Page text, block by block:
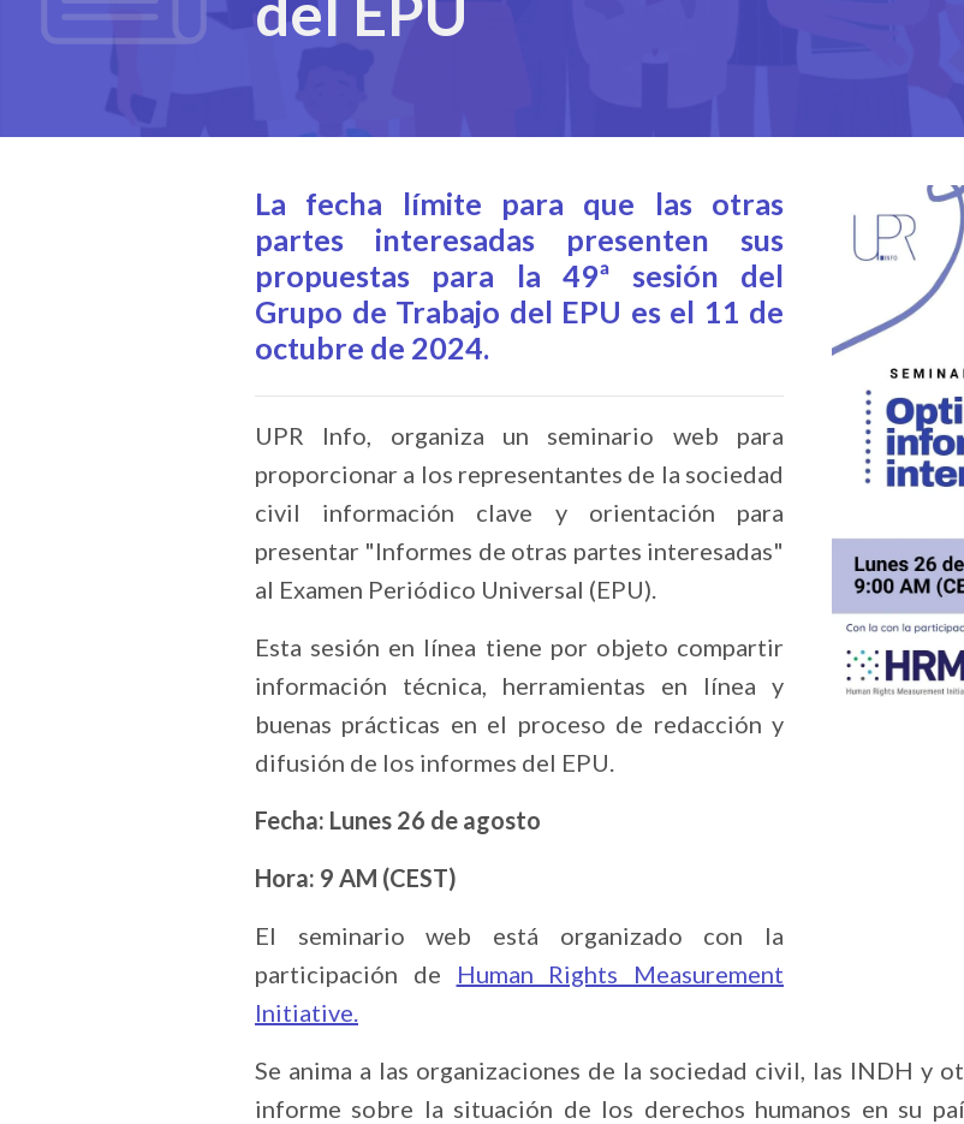
La fecha límite para que las otras
partes interesadas presenten sus
propuestas para la 49ª sesión del
Grupo de Trabajo del EPU es el 11 de
octubre de 2024.
UPR Info, organiza un seminario web para
proporcionar a los representantes de la sociedad
civil información clave y orientación para
presentar "Informes de otras partes interesadas"
al Examen Periódico Universal (EPU).
Esta sesión en línea tiene por objeto compartir
información técnica, herramientas en línea y
buenas prácticas en el proceso de redacción y
difusión de los informes del EPU.
Fecha: Lunes 26 de agosto
Hora: 9 AM (CEST)
El seminario web está organizado con la
participación de
Human Rights Measurement
Initiative.
Se anima a las organizaciones de la sociedad civil, las INDH y
informe sobre la situación de los derechos humanos en su